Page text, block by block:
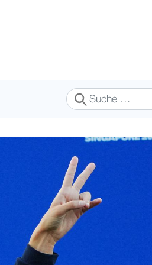
Suchen